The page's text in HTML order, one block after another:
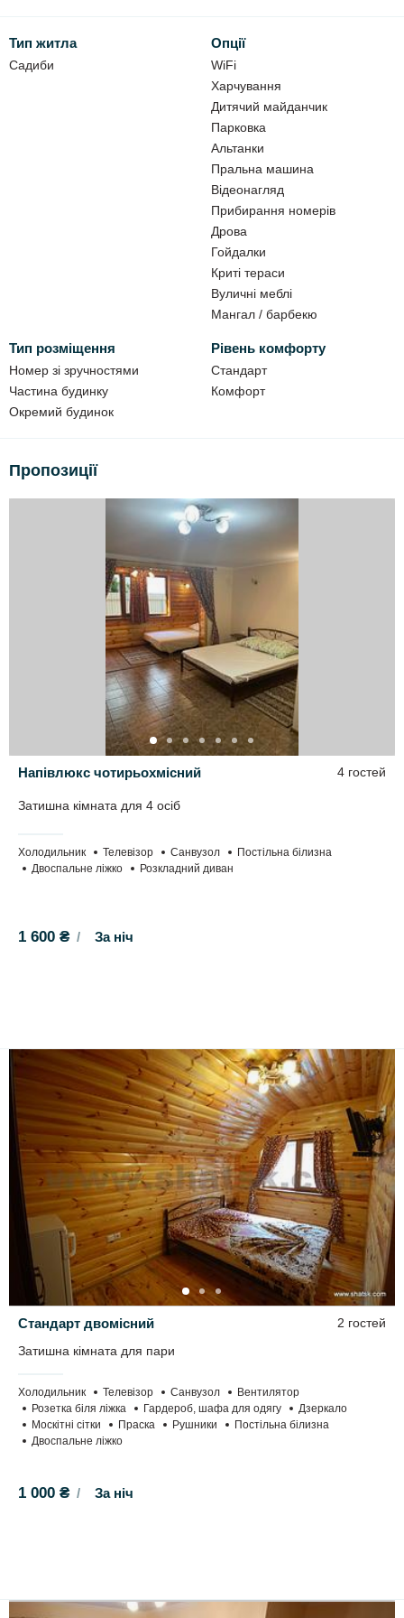
Стандарт чотиримісний - 1400 грн/доба,
Окремий будиночок - 1600 грн/доба.
Виселення до 11:00, заїзд з 14:00.
Діє гнучка система знижок, в залежності від кількості днів
альтанки,
бесідки,
автостоянка,
мангали,
До ваших послуг (за окрему плату):
тенісний стіл,
пральна машина,
Тип житла
Садиби
Опції
WiFi
Харчування
Дитячий майданчик
Парковка
Альтанки
Пральна машина
Відеонагляд
Прибирання номерів
Дрова
Гойдалки
Криті тераси
Вуличні меблі
Мангал / барбекю
Тип розміщення
Номер зі зручностями
Частина будинку
Окремий будинок
Рівень комфорту
Стандарт
Комфорт
Пропозиції
Напівлюкс чотирьохмісний 4 гостей
Затишна кімната для 4 осіб
Холодильник Телевізор Санвузол
Постільна білизна
Двоспальне ліжко
Розкладний диван
1 600 ₴ За ніч
Стандарт двомісний
2 гостей
Затишна кімната для пари
Холодильник Телевізор Санвузол
Вентилятор
Розетка біля ліжка
Гардероб, шафа для одягу
Дзеркало
Москітні сітки
Праска Рушники
Постільна білизна
Двоспальне ліжко
1 000 ₴ За ніч